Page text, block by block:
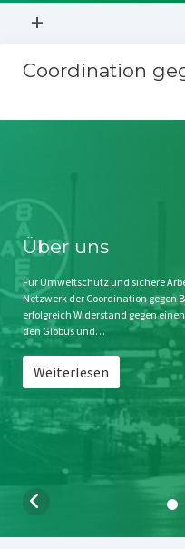
Menü
+
Mitmachen
Kontakt
Impressum
Störfälle
Coordination
Stichwort BAYER
Jahrestagung
SPENDEN
Über uns
Für Umweltschutz und sichere
Netzwerk der Coordination gegen
erfolgreich Widerstand gegen
den Globus und…
Weiterlesen